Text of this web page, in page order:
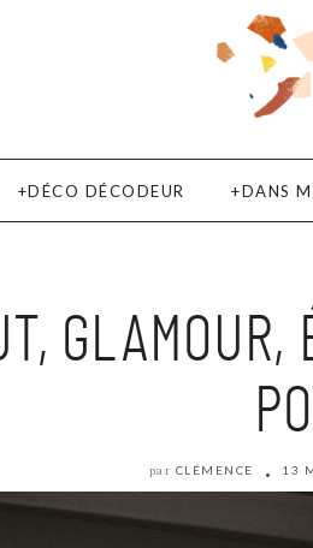
DÉCO DÉCODEUR DANS
GLAMOUR,
par CLÉMENCE 13